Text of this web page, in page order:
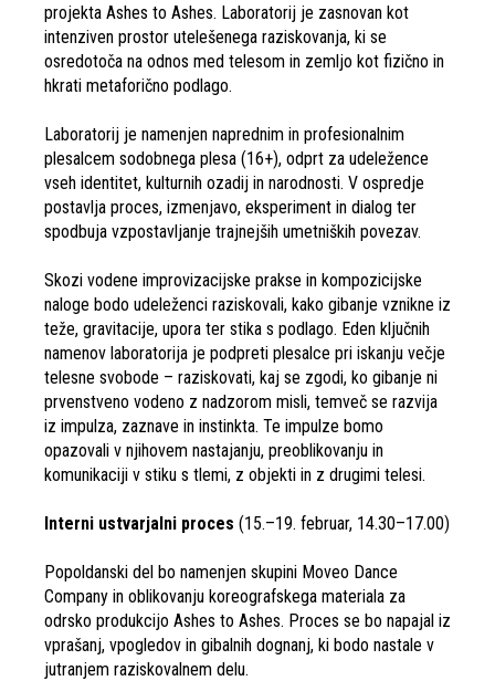
projekta Ashes to Ashes. Laboratorij je zasnovan kot
intenziven prostor utelešenega raziskovanja, ki se
osredotoča na odnos med telesom in zemljo kot fizično in
hkrati metaforično podlago.
Laboratorij je namenjen naprednim in profesionalnim
plesalcem sodobnega plesa (16+), odprt za udeležence
vseh identitet, kulturnih ozadij in narodnosti. V ospredje
postavlja proces, izmenjavo, eksperiment in dialog ter
spodbuja vzpostavljanje trajnejših umetniških povezav.
Skozi vodene improvizacijske prakse in kompozicijske
naloge bodo udeleženci raziskovali, kako gibanje vznikne iz
teže, gravitacije, upora ter stika s podlago. Eden ključnih
namenov laboratorija je podpreti plesalce pri iskanju večje
telesne svobode – raziskovati, kaj se zgodi, ko gibanje ni
prvenstveno vodeno z nadzorom misli, temveč se razvija
iz impulza, zaznave in instinkta. Te impulze bomo
opazovali v njihovem nastajanju, preoblikovanju in
komunikaciji v stiku s tlemi, z objekti in z drugimi telesi.
Interni ustvarjalni proces (15.–19. februar, 14.30–17.00)
Popoldanski del bo namenjen skupini Moveo Dance
Company in oblikovanju koreografskega materiala za
odrsko produkcijo Ashes to Ashes. Proces se bo napajal iz
vprašanj, vpogledov in gibalnih dognanj, ki bodo nastale v
jutranjem raziskovalnem delu.